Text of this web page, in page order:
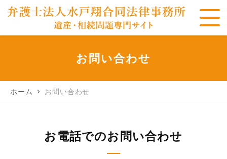
お問い合わせ
ホーム chevron_right お問い合わせ
お電話でのお問い合わせ